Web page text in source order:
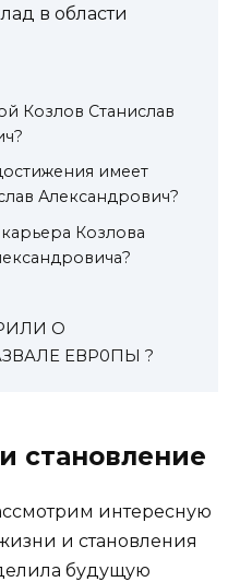
в области
Козлов Станислав
имеет
Александрович?
Козлова
О
ЕВР0ПЫ ?
становление
интересную
и становления
будущую